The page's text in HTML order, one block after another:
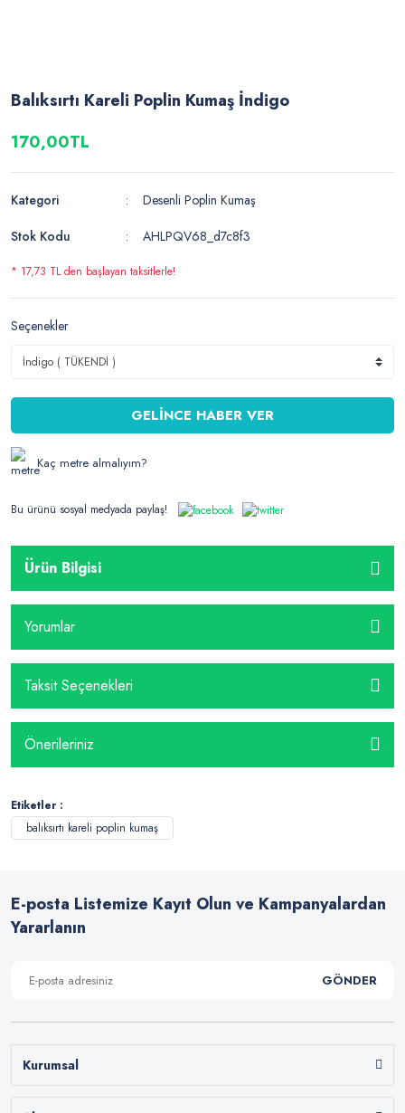
Balıksırtı Kareli Poplin Kumaş İndigo
170,00TL
Kategori
Desenli Poplin Kumaş
Stok Kodu
AHLPQV68_d7c8f3
* 17,73 TL den başlayan taksitlerle!
Seçenekler
GELİNCE HABER VER
Kaç metre almalıyım?
Bu ürünü sosyal medyada paylaş!
Ürün Bilgisi
Yorumlar
Taksit Seçenekleri
Önerileriniz
Etiketler :
balıksırtı kareli poplin kumaş
E-posta Listemize Kayıt Olun ve Kampanyalardan
Yararlanın
GÖNDER
Kurumsal